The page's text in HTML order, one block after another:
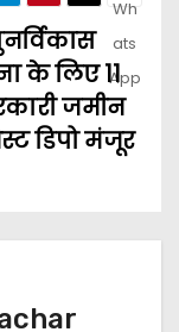
के लिए 11
जमीन
डिपो मंजूर